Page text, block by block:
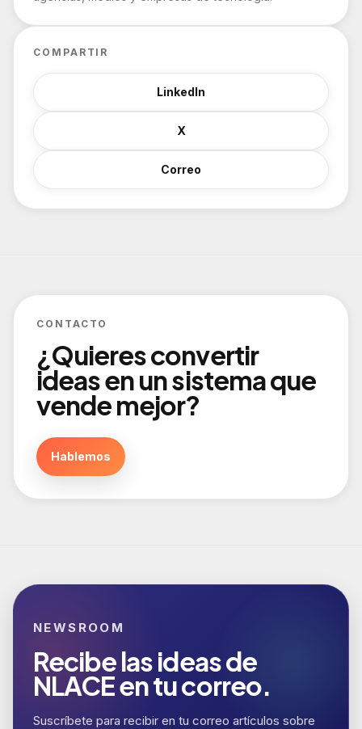
COMPARTIR
LinkedIn
X
Correo
CONTACTO
¿Quieres convertir
ideas en un sistema que
vende mejor?
Hablemos
NEWSROOM
Recibe las ideas de
NLACE en tu correo.
Suscríbete para recibir en tu correo artículos sobre